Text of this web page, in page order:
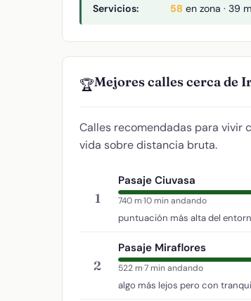
Servicios: 58 en zona · 39
🏆Mejores calles cerca de
Calles recomendadas para vivir
vida sobre distancia bruta.
1
Pasaje Ciuvasa
740 m·10 min andando
puntuación más alta del
2
Pasaje Miraflores
522 m·7 min andando
algo más lejos pero con